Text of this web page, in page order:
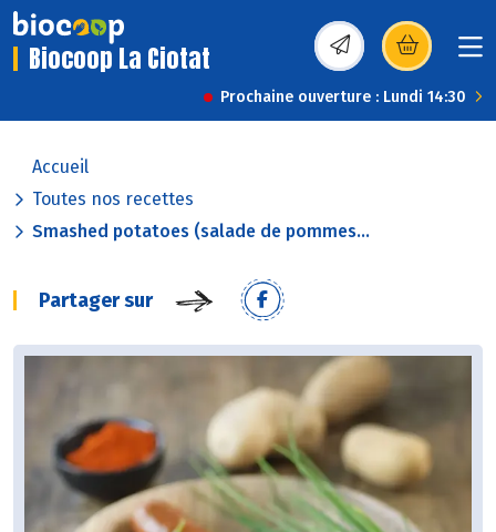
Biocoop La Ciotat (s’ouvre dans une
Prochaine ouverture : Lundi 14:30
Accueil
Toutes nos recettes
Smashed potatoes (salade de pommes...
Partager sur